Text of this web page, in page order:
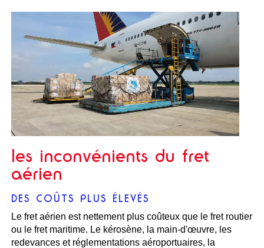
les inconvénients du fret
aérien
DES COÛTS PLUS ÉLEVÉS
Le fret aérien est nettement plus coûteux que le fret routier
ou le fret maritime. Le kérosène, la main-d'œuvre, les
redevances et réglementations aéroportuaires, la